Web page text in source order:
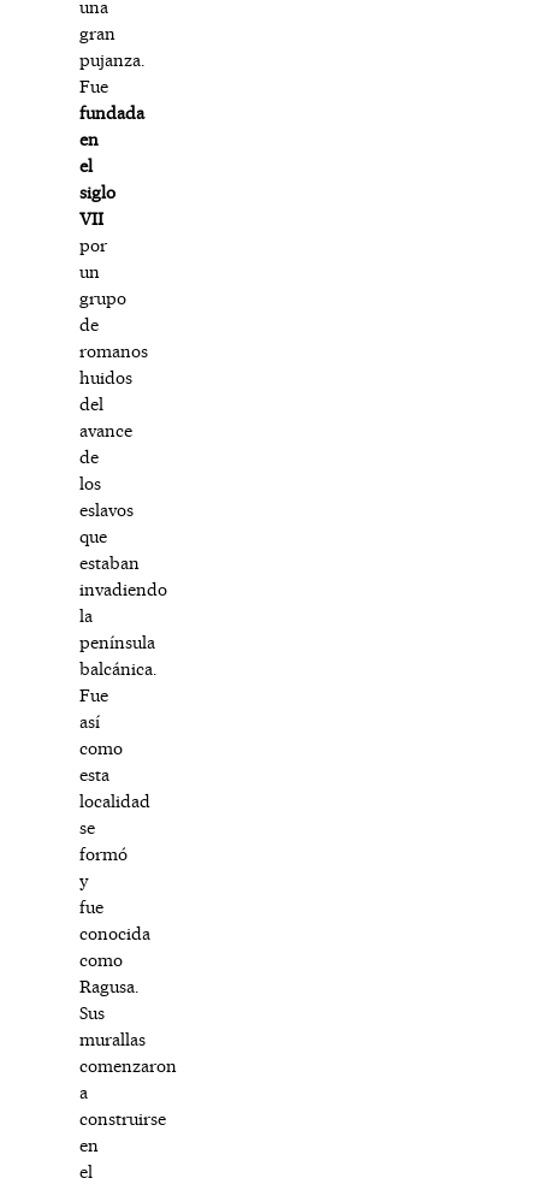
una
gran
pujanza.
Fue
fundada
en
el
siglo
VII
por
un
grupo
de
romanos
huidos
del
avance
de
los
eslavos
que
estaban
invadiendo
la
península
balcánica.
Fue
así
como
esta
localidad
se
formó
y
fue
conocida
como
Ragusa.
Sus
murallas
comenzaron
a
construirse
en
el